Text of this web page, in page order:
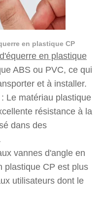
en plastique CP
en plastique
ABS ou PVC, ce qui
et à installer.
Le matériau plastique
résistance à la
dans des
vannes d'angle en
plastique CP est plus
utilisateurs dont le